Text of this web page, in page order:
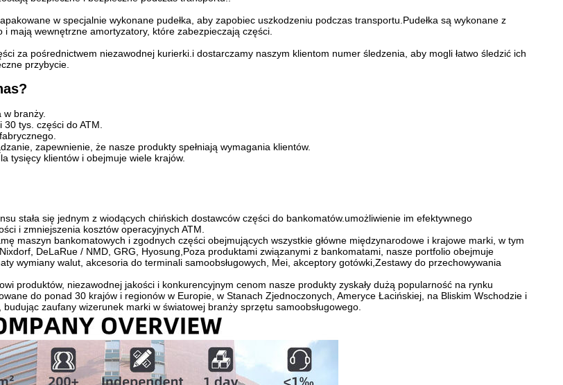
w specjalnie wykonane pudełka, aby zapobiec uszkodzeniu podczas transportu.Pudełka są wykonane z
i mają wewnętrzne amortyzatory, które zabezpieczają części.
za pośrednictwem niezawodnej kurierki.i dostarczamy naszym klientom numer śledzenia, aby mogli łatwo śledzić ich
przybycie.
branży.
30 tys. części do ATM.
zapewnienie, że nasze produkty spełniają wymagania klientów.
tysięcy klientów i obejmuje wiele krajów.
stała się jednym z wiodących chińskich dostawców części do bankomatów.umożliwienie im efektywnego
i zmniejszenia kosztów operacyjnych ATM.
maszyn bankomatowych i zgodnych części obejmujących wszystkie główne międzynarodowe i krajowe marki, w tym
DeLaRue / NMD, GRG, Hyosung,Poza produktami związanymi z bankomatami, nasze portfolio obejmuje
wymiany walut, akcesoria do terminali samoobsługowych, Mei, akceptory gotówki,Zestawy do przechowywania
produktów, niezawodnej jakości i konkurencyjnym cenom nasze produkty zyskały dużą popularność na rynku
do ponad 30 krajów i regionów w Europie, w Stanach Zjednoczonych, Ameryce Łacińskiej, na Bliskim Wschodzie i
budując zaufany wizerunek marki w światowej branży sprzętu samoobsługowego.